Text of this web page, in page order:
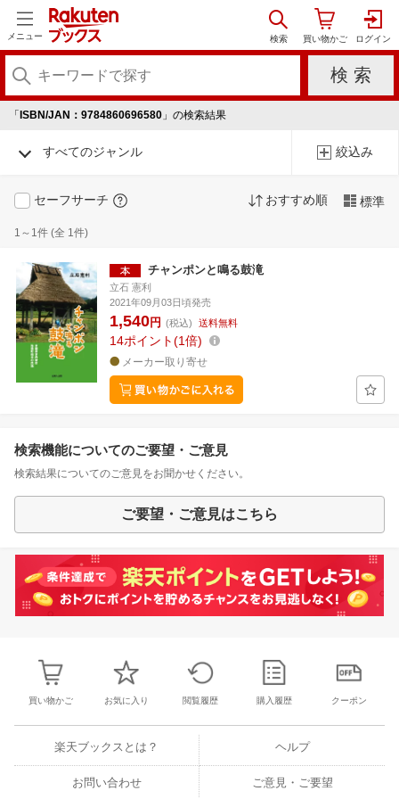
メニュー
「 ISBN/JAN：9784860696580 」の検索結果
すべてのジャンル 絞込み
セーフサーチ おすすめ順 標準
1～1件 (全 1件)
チャンポンと鳴る鼓滝
立石 憲利
2021年09月03日頃発売
1,540円 (税込) 送料無料
14ポイント 1倍
メーカー取り寄せ
検索機能についてのご要望・ご意見
検索結果についてのご意見をお聞かせください。
ご要望・ご意見はこちら
買い物かご お気に入り 閲覧履歴 購入履歴 クーポン
楽天ブックスとは？ ヘルプ
お問い合わせ ご意見・ご要望